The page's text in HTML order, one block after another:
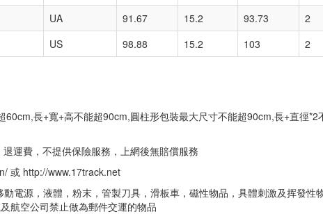
UA 91.67 15.2 93.73
2
US 98.88 15.2 103 2
長+寬+高不能超90cm,圓柱形包裝最大尺寸不能超90cm,長+直徑*2
運費，不提供保險服務，上網後無賠償服務
或 http://www.17track.net
電源，液體，粉末，管製刀具，滑板車，磁性物品，具體刺激及挥發性
航空公司禁止做為郵件交運的物品